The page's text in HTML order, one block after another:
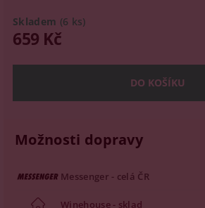
Skladem (6 ks)
659 Kč
Možnosti dopravy
Messenger - celá ČR
Winehouse - sklad